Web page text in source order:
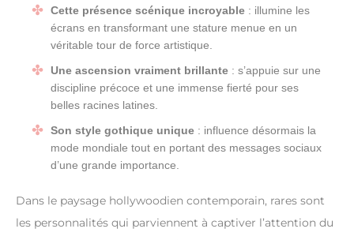
Cette présence scénique incroyable : illumine les
écrans en transformant une stature menue en un
véritable tour de force artistique.
Une ascension vraiment brillante : s’appuie sur une
discipline précoce et une immense fierté pour ses
belles racines latines.
Son style gothique unique : influence désormais la
mode mondiale tout en portant des messages sociaux
d’une grande importance.
Dans le paysage hollywoodien contemporain, rares sont
les personnalités qui parviennent à captiver l’attention du